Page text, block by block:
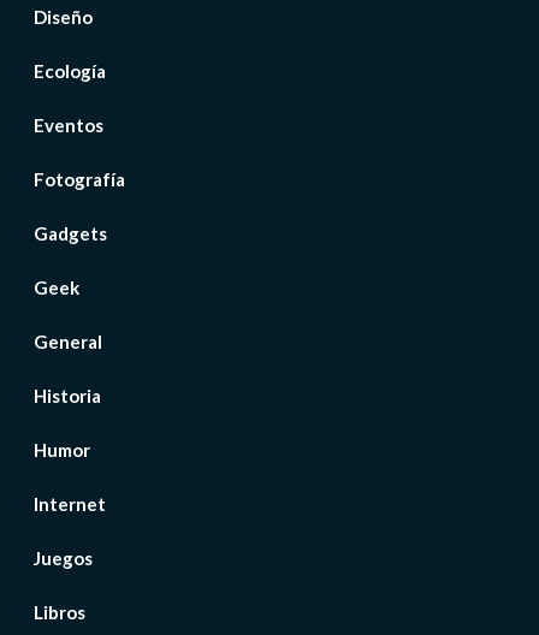
Diseño
Ecología
Eventos
Fotografía
Gadgets
Geek
General
Historia
Humor
Internet
Juegos
Libros